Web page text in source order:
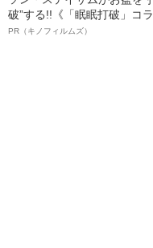
破”する!!《「眠眠打破」コラ
ボ》
PR（キノフィルムズ）